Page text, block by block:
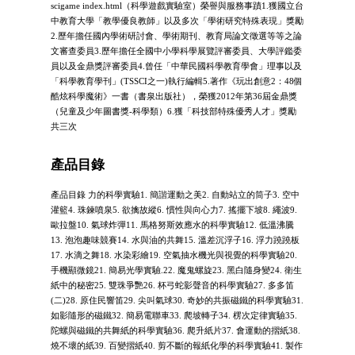
scigame index.html（科學遊戲實驗室）榮譽與服務事蹟1.獲國立台
中教育大學「教學優良教師」以及多次「學術研究特殊表現」獎勵
2.歷年擔任國內學術研討會、學術期刊、教育局論文徵選等等之論
文審查委員3.歷年擔任全國中小學科學展覽評審委員、大學評鑑委
員以及金鼎獎評審委員4.曾任「中華民國科學教育學會」理事以及
「科學教育學刊」(TSSCI之一)執行編輯5.著作《玩出創意2：48個
酷炫科學魔術》一書（書泉出版社），榮獲2012年第36屆金鼎獎
（兒童及少年圖書獎-科學類）6.獲「科技部特殊優秀人才」獎勵
共三次
產品目錄
產品目錄 力的科學實驗1. 簡諧運動之美2. 自動站立的筒子3. 空中
灌籃4. 珠鍊噴泉5. 欲擒故縱6. 慣性與向心力7. 搖擺下坡8. 繩波9.
歐拉盤10. 氣球炸彈11. 馬格努斯效應水的科學實驗12. 低溫沸騰
13. 泡泡趣味競賽14. 水與油的共舞15. 溫差沉浮子16. 浮力蹺蹺板
17. 水滴之舞18. 水染彩繪19. 空氣抽水機光與視覺的科學實驗20.
手機顯微鏡21. 簡易光學實驗.22. 魔鬼螺旋23. 黑白隨身變24. 衛生
紙中的秘密25. 雙珠爭艷26. 杯弓蛇影聲音的科學實驗27. 多多笛
(二)28. 原住民響笛29. 尖叫氣球30. 奇妙的共振磁鐵的科學實驗31.
如影隨形的磁鐵32. 簡易電聯車33. 爬坡轉子34. 楞次定律實驗35.
陀螺與磁鐵的共舞紙的科學實驗36. 爬升紙片37. 會運動的摺紙38.
燒不壞的紙39. 百變摺紙40. 剪不斷的報紙化學的科學實驗41. 製作